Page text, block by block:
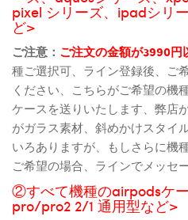
pixel シリーズ、ipadシリ
ど>
ご注意： ご注文の金額が3990円
種ご選択可、ライン登録後、ご
ください、こちらがご希望の機
ケースを送りいたします、弊店
がガラス素材、斜めかけスタイ
いろありますが、もしさらに機
ご希望の場合、ラインでメッセ
②すべて機種のairpodsケ
pro/pro2 2/1 通用型など>